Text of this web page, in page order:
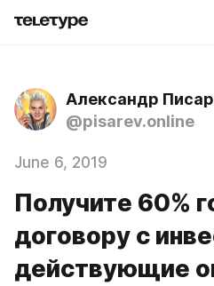
@pisarev.online
June 6, 2019
Получите 60%
договору с
действующие